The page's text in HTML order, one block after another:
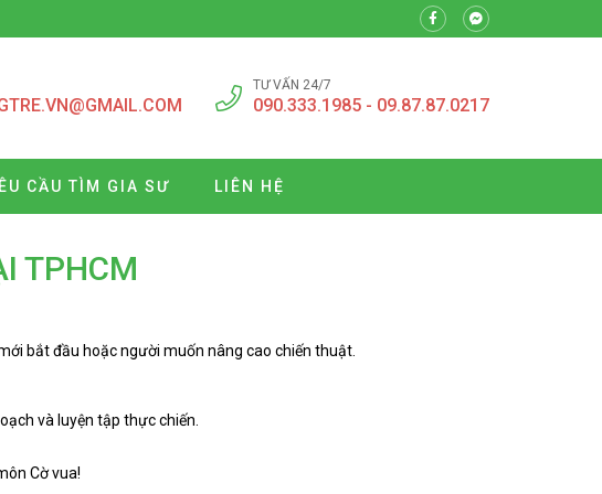
TƯ VẤN 24/7
090.333.1985 - 09.87.87.0217
CẦU TÌM GIA SƯ LIÊN HỆ
TPHCM
bắt đầu hoặc người muốn nâng cao chiến thuật.
và luyện tập thực chiến.
Cờ vua!